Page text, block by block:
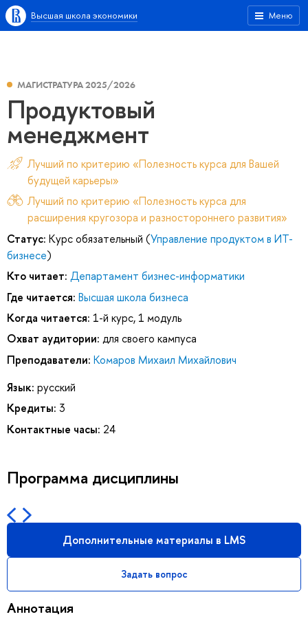
Меню
Высшая школа экономики
МАГИСТРАТУРА 2025/2026
Продуктовый
менеджмент
Лучший по критерию «Полезность курса для Вашей
будущей карьеры»
Лучший по критерию «Полезность курса для
расширения кругозора и разностороннего развития»
Статус: Курс обязательный (Управление продуктом в ИТ-
бизнесе)
Кто читает: Департамент бизнес-информатики
Где читается: Высшая школа бизнеса
Когда читается: 1-й курс, 1 модуль
Охват аудитории: для своего кампуса
Преподаватели: Комаров Михаил Михайлович
Язык: русский
Кредиты: 3
Контактные часы: 24
Программа дисциплины
Дополнительные материалы в LMS
Задать вопрос
Аннотация